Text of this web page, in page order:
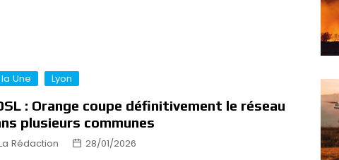
Une Lyon
: Orange coupe définitivement le réseau
plusieurs communes
Rédaction 28/01/2026